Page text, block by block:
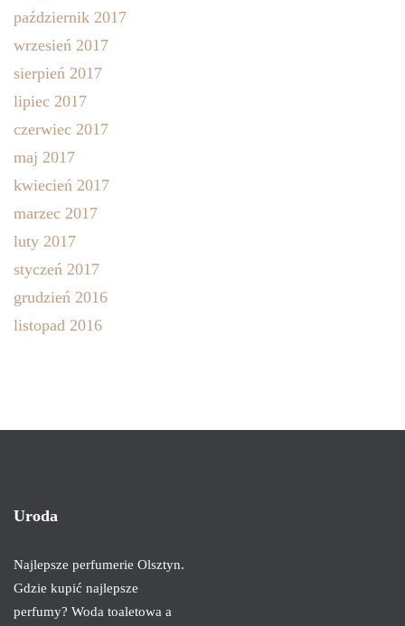
październik 2017
wrzesień 2017
sierpień 2017
lipiec 2017
czerwiec 2017
maj 2017
kwiecień 2017
marzec 2017
luty 2017
styczeń 2017
grudzień 2016
listopad 2016
Uroda
Najlepsze perfumerie Olsztyn.
Gdzie kupić najlepsze
perfumy? Woda toaletowa a